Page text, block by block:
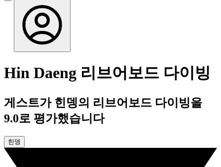
Hin Daeng 리브어보드 다이빙
게스트가 힌뎅의 리브어보드 다이빙을
9.0로 평가했습니다
힌뎅